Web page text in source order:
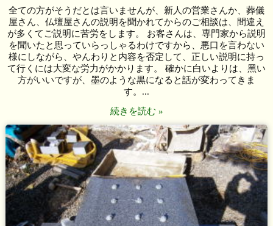
全ての方がそうだとは言いませんが、新人の営業さんか、葬儀
屋さん、仏壇屋さんの説明を聞かれてからのご相談は、間違え
が多くてご説明に苦労をします。 お客さんは、専門家から説明
を聞いたと思っていらっしゃるわけですから、悪口を言わない
様にしながら、やんわりと内容を否定して、正しい説明に持っ
て行くには大変な労力がかかります。 確かに白いよりは、黑い
方がいいですが、墨のような黒になると話が変わってきま
す。...
続きを読む »